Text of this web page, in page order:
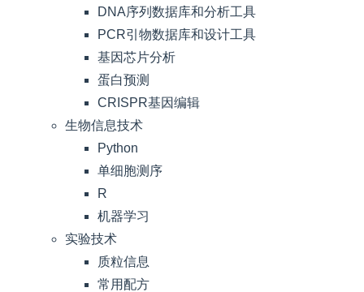
DNA序列数据库和分析工具
PCR引物数据库和设计工具
基因芯片分析
蛋白预测
CRISPR基因编辑
生物信息技术
Python
单细胞测序
R
机器学习
实验技术
质粒信息
常用配方